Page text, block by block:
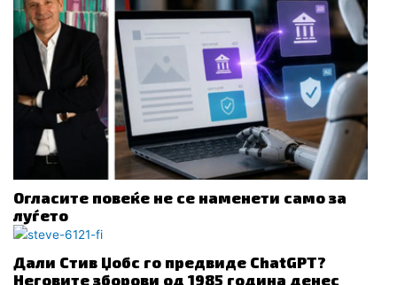
Огласите повеќе не се наменети само за
луѓето
Дали Стив Џобс го предвиде ChatGPT?
Неговите зборови од 1985 година денес